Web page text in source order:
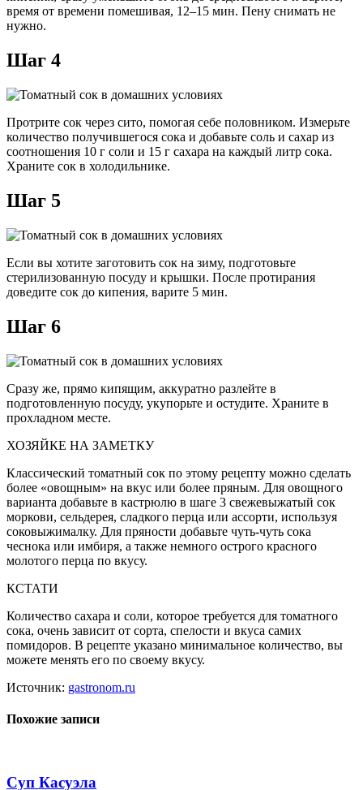
время от времени помешивая, 12–15 мин. Пену снимать не
нужно.
Шаг 4
Протрите сок через сито, помогая себе половником. Измерьте
количество получившегося сока и добавьте соль и сахар из
соотношения 10 г соли и 15 г сахара на каждый литр сока.
Храните сок в холодильнике.
Шаг 5
Если вы хотите заготовить сок на зиму, подготовьте
стерилизованную посуду и крышки. После протирания
доведите сок до кипения, варите 5 мин.
Шаг 6
Сразу же, прямо кипящим, аккуратно разлейте в
подготовленную посуду, укупорьте и остудите. Храните в
прохладном месте.
ХОЗЯЙКЕ НА ЗАМЕТКУ
Классический томатный сок по этому рецепту можно сделать
более «овощным» на вкус или более пряным. Для овощного
варианта добавьте в кастрюлю в шаге 3 свежевыжатый сок
моркови, сельдерея, сладкого перца или ассорти, используя
соковыжималку. Для пряности добавьте чуть-чуть сока
чеснока или имбиря, а также немного острого красного
молотого перца по вкусу.
КСТАТИ
Количество сахара и соли, которое требуется для томатного
сока, очень зависит от сорта, спелости и вкуса самих
помидоров. В рецепте указано минимальное количество, вы
можете менять его по своему вкусу.
Источник: gastronom.ru
Похожие записи
Суп Касуэла